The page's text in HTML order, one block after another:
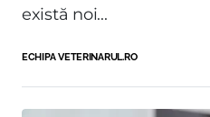
există noi...
ECHIPA VETERINARUL.RO